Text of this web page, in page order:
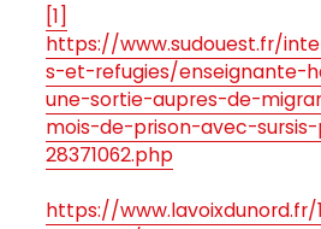
[1]
https://www.sudouest.fr/
s-et-refugies/enseignante-
une-sortie-aupres-de-
mois-de-prison-avec-
28371062.php
https://www.lavoixdunord.fr/